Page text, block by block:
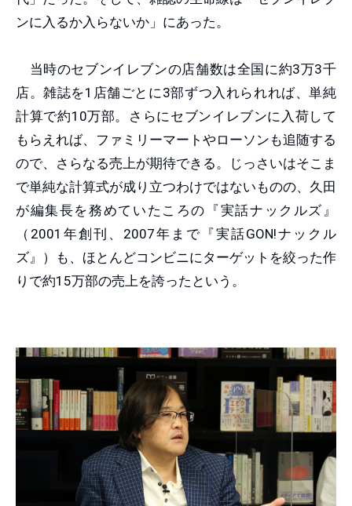
ンに入るか入らないか」にあった。
当時のセブンイレブンの店舗数は全国に約3万3千
店。雑誌を1店舗ごとに3部ずつ入れられれば、単純
計算で約10万部。さらにセブンイレブンに入荷して
もらえれば、ファミリーマートやローソンも追随する
ので、さらなる売上が期待できる。じっさいはそこま
で単純な計算式が成り立つわけではないものの、久田
が編集長を務めていたころの『実話ナックルズ』
（2001年創刊、2007年まで『実話GON!ナックル
ズ』）も、ほとんどコンビニにターゲットを絞った作
りで約15万部の売上を誇ったという。